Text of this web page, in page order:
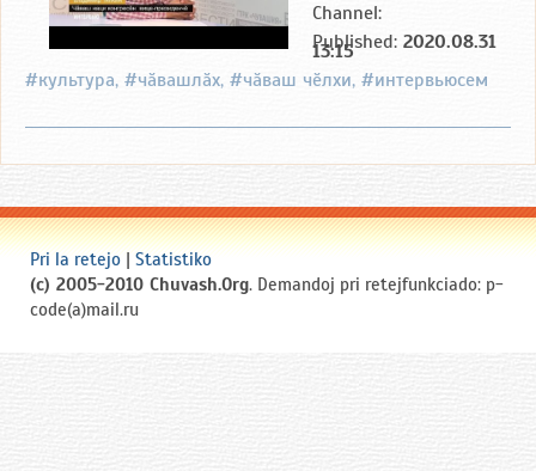
Channel:
Published: 2020.08.31
13:15
#культура, #чӑвашлӑх, #чӑваш чӗлхи, #интервьюсем
Pri la retejo | Statistiko
(c) 2005-2010 Chuvash.Org. Demandoj pri retejfunkciado: p-
code(a)mail.ru